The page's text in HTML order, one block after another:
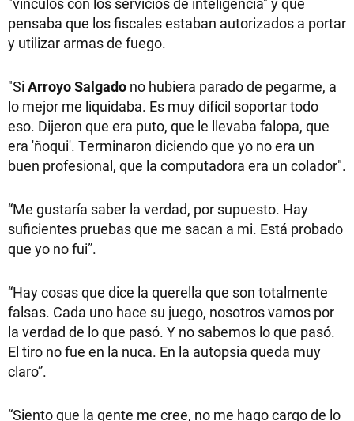
pensaba que los fiscales estaban autorizados a portar
y utilizar armas de fuego.
"Si Arroyo Salgado no hubiera parado de pegarme, a
lo mejor me liquidaba. Es muy difícil soportar todo
eso. Dijeron que era puto, que le llevaba falopa, que
era 'ñoqui'. Terminaron diciendo que yo no era un
buen profesional, que la computadora era un colador".
“Me gustaría saber la verdad, por supuesto. Hay
suficientes pruebas que me sacan a mi. Está probado
que yo no fui”.
“Hay cosas que dice la querella que son totalmente
falsas. Cada uno hace su juego, nosotros vamos por
la verdad de lo que pasó. Y no sabemos lo que pasó.
El tiro no fue en la nuca. En la autopsia queda muy
claro”.
“Siento que la gente me cree, no me hago cargo de lo